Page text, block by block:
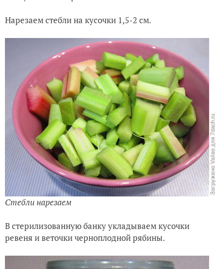
Нарезаем стебли на кусочки 1,5-2 см.
Стебли нарезаем
В стерилизованную банку укладываем кусочки
ревеня и веточки черноплодной рябины.